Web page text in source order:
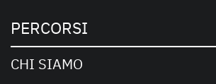
PERCORSI
CHI SIAMO